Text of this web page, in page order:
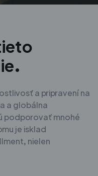
a pripravení na
a globálna
podporovať mnohé
je isklad
nielen